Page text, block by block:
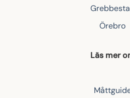
Örebro
Läs mer